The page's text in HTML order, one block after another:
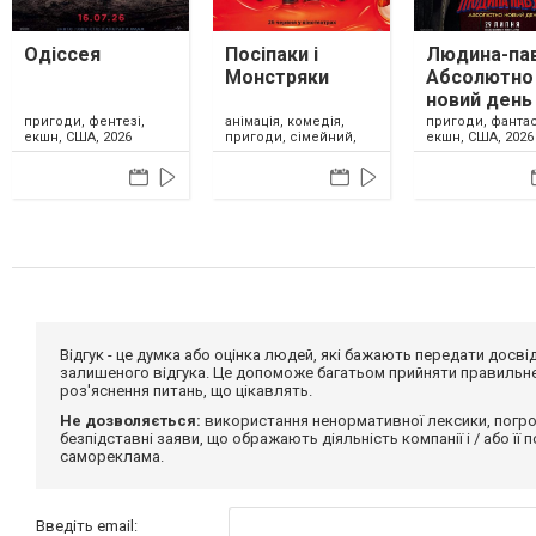
Одіссея
пригоди, фентезі,
екшн, США, 2026
Посіпаки і
Монстряки
анімація, комедія,
пригоди, сімейний,
США, 2026
Людина-
Абсолютно
новий день
пригоди,
екшн, США, 2026
Відгук - це думка або оцінка людей, які бажають передати
залишеного відгука. Це допоможе багатьом прийняти
роз'яснення питань, що цікавлять.
Не дозволяється: використання ненормативної лексики,
безпідставні заяви, що ображають діяльність компанії і / або
самореклама.
Введіть email: